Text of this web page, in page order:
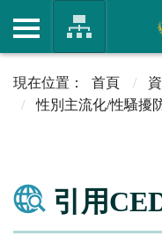
首頁
性別主流化/性騷擾
引用